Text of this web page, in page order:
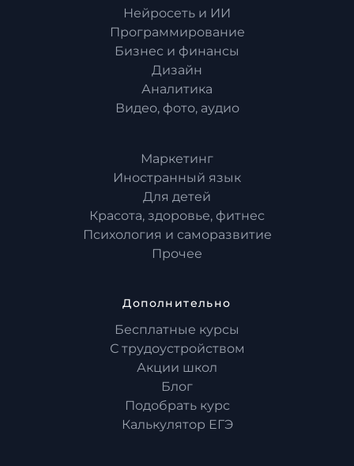
Нейросеть и ИИ
Программирование
Бизнес и финансы
Дизайн
Аналитика
Видео, фото, аудио
Маркетинг
Иностранный язык
Для детей
Красота, здоровье, фитнес
Психология и саморазвитие
Прочее
Дополнительно
Бесплатные курсы
С трудоустройством
Акции школ
Блог
Подобрать курс
Калькулятор ЕГЭ